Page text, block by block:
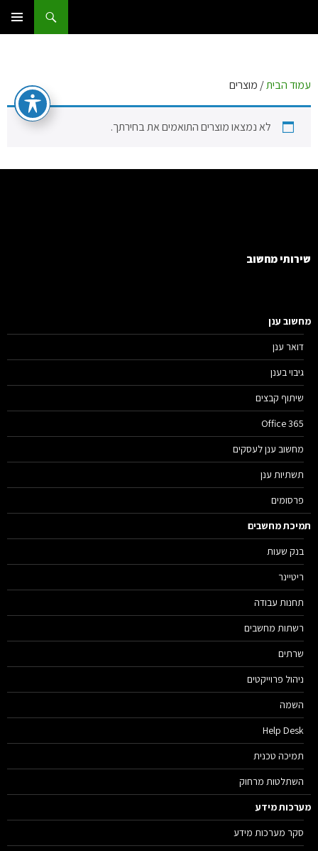
עמוד הבית/ מוצרים
לא נמצאו מוצרים התואמים את בחירתך.
שירותי מחשוב
מחשוב ענן
דואר ענן
גיבוי בענן
שיתוף קבצים
Office 365
מחשוב ענן לעסקים
תשתיות ענן
פרסומים
תמיכת מחשבים
בנק שעות
ריטיינר
תחנות עבודה
רשתות מחשבים
שרתים
ניהול פרוייקטים
השמה
Help Desk
תמיכה טכנית
השתלטות מרחוק
מערכות מידע
סקר מערכות מידע